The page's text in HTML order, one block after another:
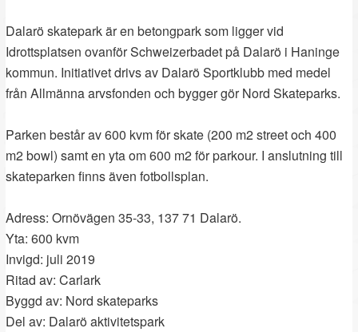
Dalarö skatepark är en betongpark som ligger vid
Idrottsplatsen ovanför Schweizerbadet på Dalarö i Haninge
kommun. Initiativet drivs av Dalarö Sportklubb med medel
från Allmänna arvsfonden och bygger gör Nord Skateparks.
Parken består av 600 kvm för skate (200 m2 street och 400
m2 bowl) samt en yta om 600 m2 för parkour. I anslutning till
skateparken finns även fotbollsplan.
Adress: Ornövägen 35-33, 137 71 Dalarö.
Yta: 600 kvm
Invigd: juli 2019
Ritad av: Carlark
Byggd av: Nord skateparks
Del av: Dalarö aktivitetspark